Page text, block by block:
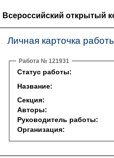
Всероссийский открытый
Личная карточка
Работа № 121931
Статус работы:
Название:
Секция:
Авторы:
Руководитель работы:
Организация: